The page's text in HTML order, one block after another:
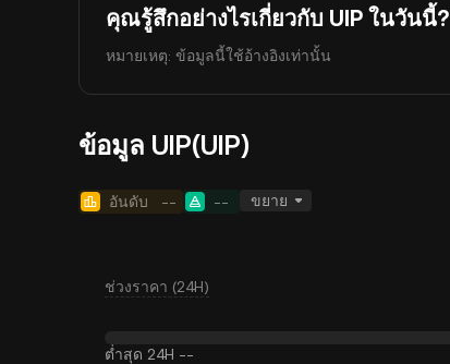
คุณรู้สึกอย่างไรเกี่ยวกับ UIP ในวันนี้?
หมายเหตุ: ข้อมูลนี้ใช้อ้างอิงเท่านั้น
ข้อมูล UIP(UIP)
อันดับ -- -- ขยาย
ช่วงราคา (24H)
ต่ำสุด 24H --